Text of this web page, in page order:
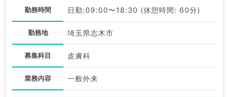
勤務時間 日勤:09:00〜18:30 (休憩時間: 60分)
勤務地 埼玉県志木市
募集科目 皮膚科
業務内容 一般外来